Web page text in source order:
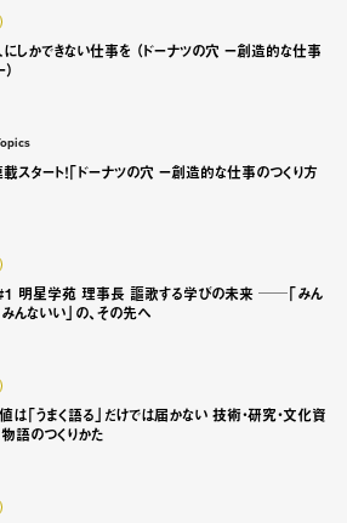
しかできない仕事を （ドーナツの穴 ー創造的な仕事
ない仕事を （ドーナツの穴 ー創造的
スタート！「ドーナツの穴 ー創造的な仕事のつくり方
！「ドーナツの穴 ー創造的な仕事の
明星学苑 理事長 謳歌する学びの未来 ──「みん
みんないい」の、その先へ
理事長 謳歌する学びの未来 ──「み
は「うまく語る」だけでは届かない 技術・研究・文化資
物語のつくりかた
く語る」だけでは届かない 技術・研
ター・ビル Kurita Innovation Hub 眼